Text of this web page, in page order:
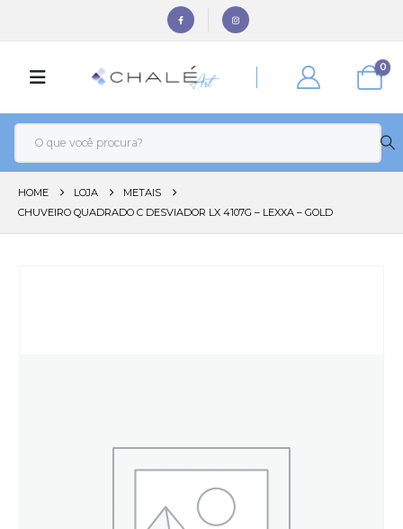
0
HOME LOJA
METAIS
CHUVEIRO QUADRADO C DESVIADOR LX 4107G – LEXXA – GOLD